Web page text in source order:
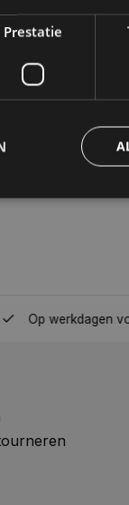
voor
Prestatie